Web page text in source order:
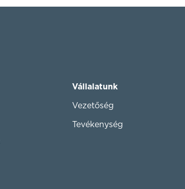
Vállalatunk
Vezetőség
Tevékenység